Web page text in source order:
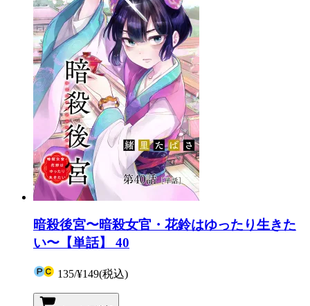
暗殺後宮〜暗殺女官・花鈴はゆったり生きた
い〜【単話】 40
135/¥149(税込)